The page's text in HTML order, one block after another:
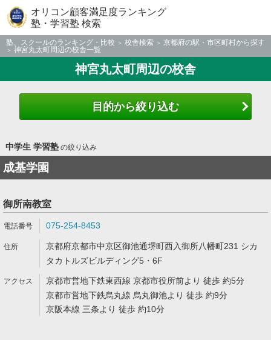
オリコン顧客満足度ランキング
塾・学習塾 検索
塾、スクールのランキング・比較 校舎検索
京都府の駅・市区町村から探す
神宮丸太町周辺の校舎一覧
神宮丸太町周辺の校舎
目的から絞り込む
中学生 学習塾の絞り込み
成基学園
御所南教室
075-254-8453
京都府京都市中京区御池通堺町西入御所八幡町231 シカ
タカトルズビルディング5・6F
京都市営地下鉄東西線 京都市役所前より 徒歩 約5分
京都市営地下鉄烏丸線 烏丸御池より 徒歩 約9分
京阪本線 三条より 徒歩 約10分